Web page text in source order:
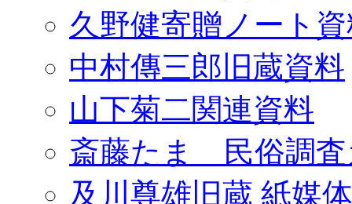
久野健寄贈ノート
中村傳三郎旧蔵資料
山下菊二関連資料
斎藤たま 民俗調査
及川尊雄旧蔵 紙媒